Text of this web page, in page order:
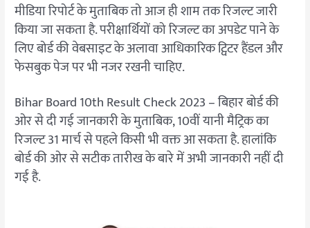
मीडिया रिपोर्ट के मुताबिक तो आज ही शाम तक रिजल्ट जारी
किया जा सकता है. परीक्षार्थियों को रिजल्ट का अपडेट पाने के
लिए बोर्ड की वेबसाइट के अलावा आधिकारिक ट्विटर हैंडल और
फेसबुक पेज पर भी नजर रखनी चाहिए.
Bihar Board 10th Result Check 2023 – बिहार बोर्ड की
ओर से दी गई जानकारी के मुताबिक, 10वीं यानी मैट्रिक का
रिजल्ट 31 मार्च से पहले किसी भी वक्त आ सकता है. हालांकि
बोर्ड की ओर से सटीक तारीख के बारे में अभी जानकारी नहीं दी
गई है.